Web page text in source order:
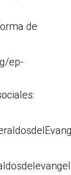
de
ep-